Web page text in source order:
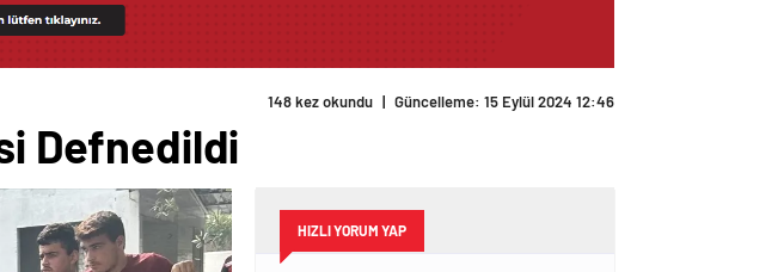
148 kez okundu | Güncelleme: 15 Eylül 2024 12:46
Defnedildi
HIZLI YORUM YAP